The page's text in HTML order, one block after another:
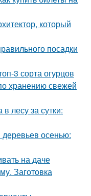
который
посадки
3 сорта огурцов
хранению свежей
лесу за сутки:
осенью:
на даче
Заготовка